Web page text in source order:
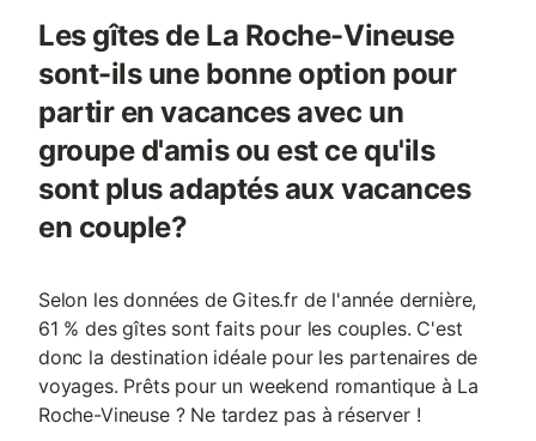
Les gîtes de La Roche-Vineuse
sont-ils une bonne option pour
partir en vacances avec un
groupe d'amis ou est ce qu'ils
sont plus adaptés aux vacances
en couple?
Selon les données de Gites.fr de l'année dernière,
61 % des gîtes sont faits pour les couples. C'est
donc la destination idéale pour les partenaires de
voyages. Prêts pour un weekend romantique à La
Roche-Vineuse ? Ne tardez pas à réserver !